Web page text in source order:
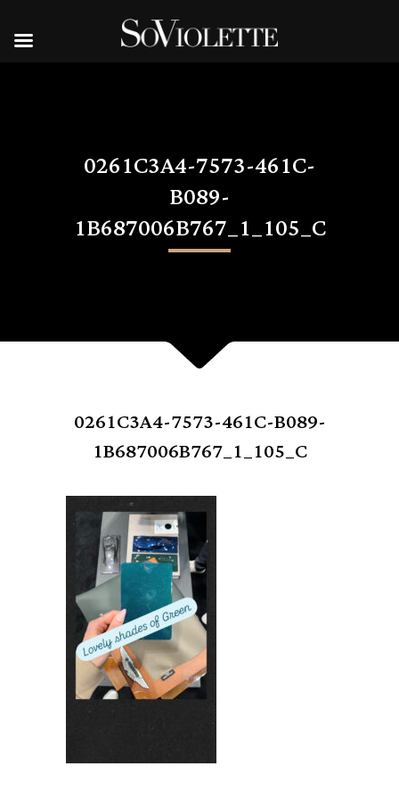
0261C3A4-7573-461C-
B089-
1B687006B767_1_105_C
0261C3A4-7573-461C-B089-
1B687006B767_1_105_C